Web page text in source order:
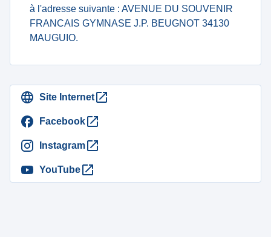
à l'adresse suivante : AVENUE DU SOUVENIR
FRANCAIS GYMNASE J.P. BEUGNOT 34130
MAUGUIO.
Site Internet
Facebook
Instagram
YouTube